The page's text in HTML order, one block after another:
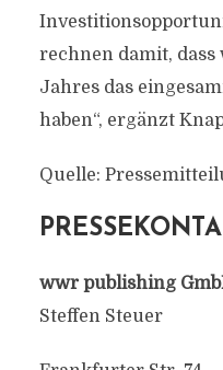
rechnen damit,
Jahres das
haben“, ergänzt
Quelle:
wwr publishing
Steffen Steuer